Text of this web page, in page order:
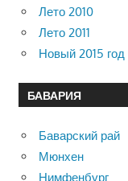
Лето 2010
Лето 2011
Новый 2015 год
БАВАРИЯ
Баварский рай
Мюнхен
Нимфенбург